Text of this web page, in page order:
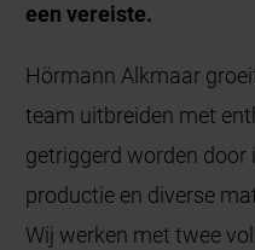
een vereiste.
Hörmann Alkmaar
team uitbreiden met
getriggerd worden door
productie en diverse
Wij werken met twee